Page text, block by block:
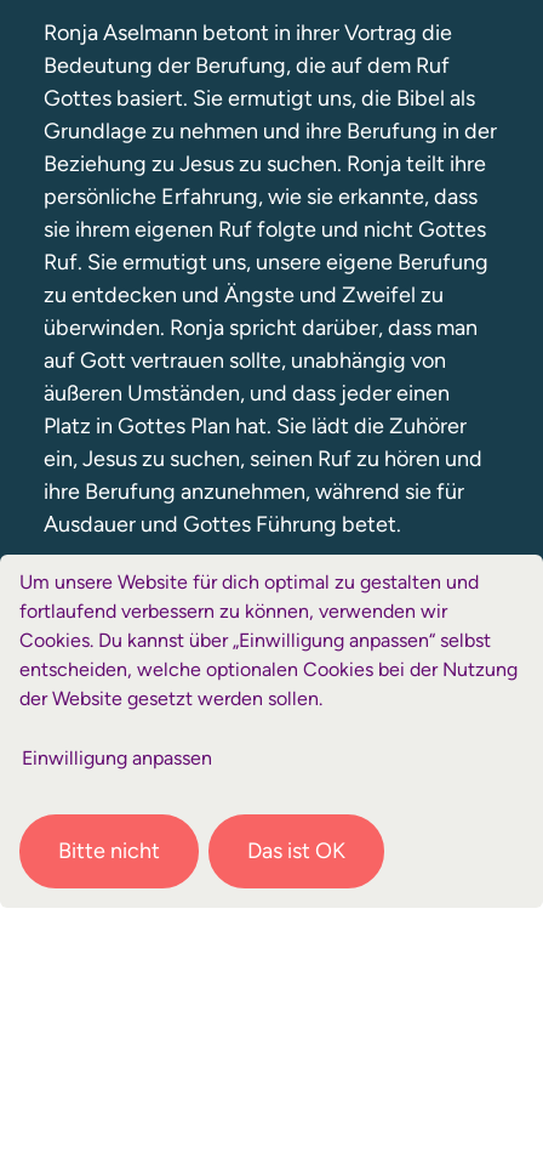
Ronja Aselmann betont in ihrer Vortrag die
Bedeutung der Berufung, die auf dem Ruf
Gottes basiert. Sie ermutigt uns, die Bibel als
Grundlage zu nehmen und ihre Berufung in der
Beziehung zu Jesus zu suchen. Ronja teilt ihre
persönliche Erfahrung, wie sie erkannte, dass
sie ihrem eigenen Ruf folgte und nicht Gottes
Ruf. Sie ermutigt uns, unsere eigene Berufung
zu entdecken und Ängste und Zweifel zu
überwinden. Ronja spricht darüber, dass man
auf Gott vertrauen sollte, unabhängig von
äußeren Umständen, und dass jeder einen
Platz in Gottes Plan hat. Sie lädt die Zuhörer
ein, Jesus zu suchen, seinen Ruf zu hören und
ihre Berufung anzunehmen, während sie für
Ausdauer und Gottes Führung betet.
Mehr infos über das Forum Weidenest
Frauenarbeit, dacapo:
www.wiedenest.de/dacapo
Zurück
Um unsere Website für dich optimal zu gestalten und
fortlaufend verbessern zu können, verwenden wir
Cookies. Du kannst über „Einwilligung anpassen“ selbst
entscheiden, welche optionalen Cookies bei der Nutzung
der Website gesetzt werden sollen.
Einwilligung anpassen
Bitte nicht Das ist OK